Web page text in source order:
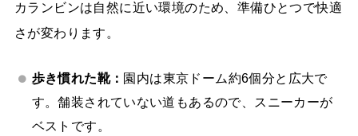
カランビンは自然に近い環境のため、準備ひとつで快適
さが変わります。
歩き慣れた靴： 園内は東京ドーム約6個分と広大で
す。舗装されていない道もあるので、スニーカーが
ベストです。